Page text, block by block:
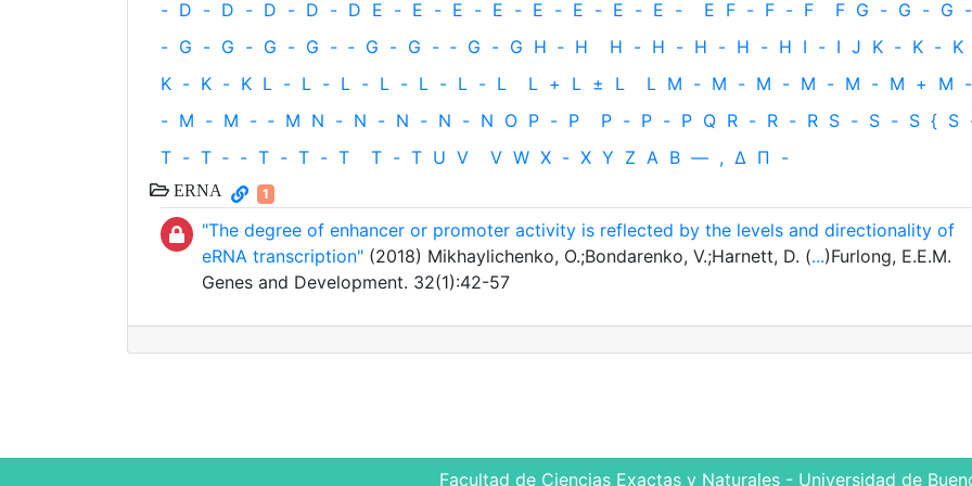
- D - D - D - D - D E - E - E - E - E - E - E - E - E F - F - F F G - G - G -
- G - G - G - G - ‐ G - G - ‐ G - G H ‐ H H - H - H - H - H I - I J K - K - K
K - K - K L - L - L - L - L - L - L L + L ± L L M - M - M - M - M - M + M -
- M - M - ‐ M N - N - N - N - N O P - P P - P - P Q R - R - R S - S - S { S
T - T ‐ - T - T - T T - T U V V W X - X Y Z Α Β — , Δ Π -
ERNA 1
"The degree of enhancer or promoter activity is reflected by the levels and directionality of
eRNA transcription" (2018) Mikhaylichenko, O.;Bondarenko, V.;Harnett, D. (...)Furlong, E.E.M.
Genes and Development. 32(1):42-57
Facultad de Ciencias Exactas y Naturales - Universidad de